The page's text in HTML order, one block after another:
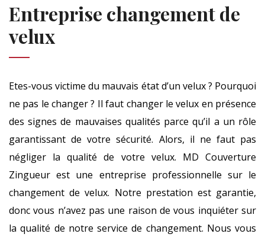
Entreprise changement de
velux
Etes-vous victime du mauvais état d’un velux ? Pourquoi
ne pas le changer ? Il faut changer le velux en présence
des signes de mauvaises qualités parce qu’il a un rôle
garantissant de votre sécurité. Alors, il ne faut pas
négliger la qualité de votre velux. MD Couverture
Zingueur est une entreprise professionnelle sur le
changement de velux. Notre prestation est garantie,
donc vous n’avez pas une raison de vous inquiéter sur
la qualité de notre service de changement. Nous vous